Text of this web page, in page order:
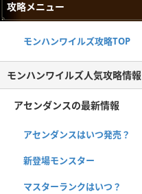
攻略メニュー
モンハンワイルズ攻略TOP
モンハンワイルズ人気攻略情報
アセンダンスの最新情報
アセンダンスはいつ発売？
新登場モンスター
マスターランクはいつ？